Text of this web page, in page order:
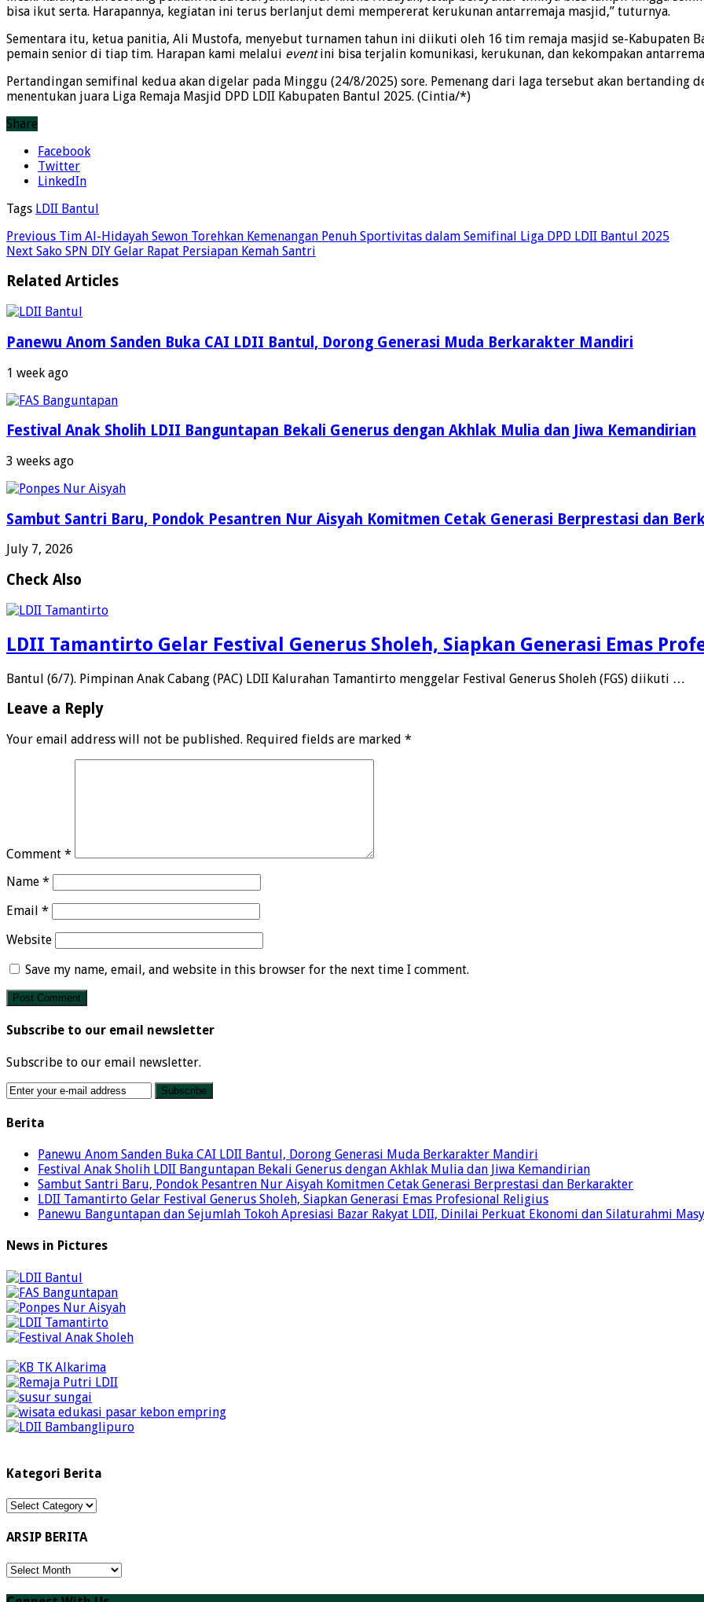
bisa ikut serta. Harapannya, kegiatan ini terus berlanjut demi mempererat kerukunan antarremaja masjid,” tuturnya.
Sementara itu, ketua panitia, Ali Mustofa, menyebut turnamen tahun ini diikuti oleh 16 tim remaja masjid se-Kabupaten
pemain senior di tiap tim. Harapan kami melalui eventini bisa terjalin komunikasi, kerukunan, dan kekompakan
Pertandingan semifinal kedua akan digelar pada Minggu (24/8/2025) sore. Pemenang dari laga tersebut akan bertanding
menentukan juara Liga Remaja Masjid DPD LDII Kabupaten Bantul 2025. (Cintia/*)
Share
Facebook
Twitter
LinkedIn
Tags LDII Bantul
Previous Tim Al-Hidayah Sewon Torehkan Kemenangan Penuh Sportivitas dalam Semifinal Liga DPD LDII Bantul 2025
Next Sako SPN DIY Gelar Rapat Persiapan Kemah Santri
Related Articles
Panewu Anom Sanden Buka CAI LDII Bantul, Dorong Generasi Muda Berkarakter Mandiri
1 week ago
Festival Anak Sholih LDII Banguntapan Bekali Generus dengan Akhlak Mulia dan Jiwa Kemandirian
3 weeks ago
Sambut Santri Baru, Pondok Pesantren Nur Aisyah Komitmen Cetak Generasi Berprestasi dan
July 7, 2026
Check Also
LDII Tamantirto Gelar Festival Generus Sholeh, Siapkan Generasi Emas
Bantul (6/7). Pimpinan Anak Cabang (PAC) LDII Kalurahan Tamantirto menggelar Festival Generus Sholeh (FGS) diikuti …
Leave a Reply
Your email address will not be published. Required fields are marked *
Comment *
Name *
Email *
Website
Save my name, email, and website in this browser for the next time I comment.
Subscribe to our email newsletter
Subscribe to our email newsletter.
Berita
Panewu Anom Sanden Buka CAI LDII Bantul, Dorong Generasi Muda Berkarakter Mandiri
Festival Anak Sholih LDII Banguntapan Bekali Generus dengan Akhlak Mulia dan Jiwa Kemandirian
Sambut Santri Baru, Pondok Pesantren Nur Aisyah Komitmen Cetak Generasi Berprestasi dan Berkarakter
LDII Tamantirto Gelar Festival Generus Sholeh, Siapkan Generasi Emas Profesional Religius
Panewu Banguntapan dan Sejumlah Tokoh Apresiasi Bazar Rakyat LDII, Dinilai Perkuat Ekonomi dan Silaturahmi
News in Pictures
Kategori Berita
Kategori
ARSIP BERITA
ARSIP